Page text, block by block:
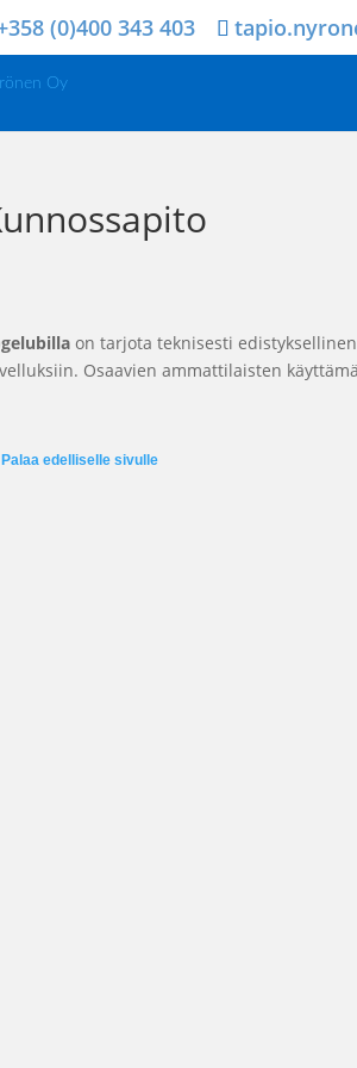
(0)400 343 403
on tarjota teknisesti
Osaavien ammattilaisten
Palaa edelliselle sivulle